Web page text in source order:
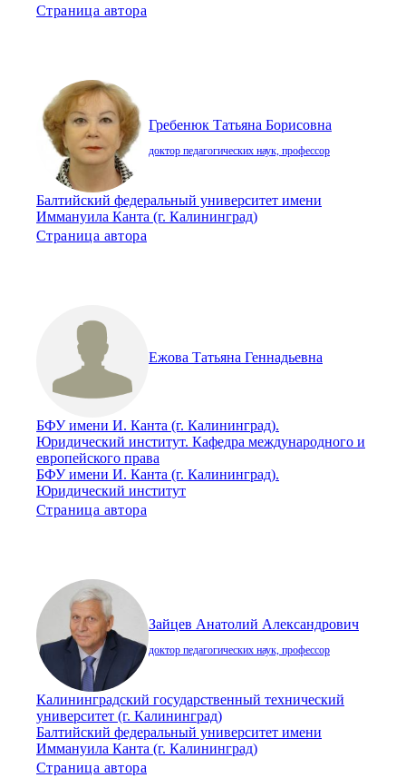
Страница автора
Гребенюк Татьяна Борисовна
доктор педагогических наук, профессор
Балтийский федеральный университет имени
Иммануила Канта (г. Калининград)
Страница автора
Ежова Татьяна Геннадьевна
БФУ имени И. Канта (г. Калининград).
Юридический институт. Кафедра международного и
европейского права
БФУ имени И. Канта (г. Калининград).
Юридический институт
Страница автора
Зайцев Анатолий Александрович
доктор педагогических наук, профессор
Калининградский государственный технический
университет (г. Калининград)
Балтийский федеральный университет имени
Иммануила Канта (г. Калининград)
Страница автора